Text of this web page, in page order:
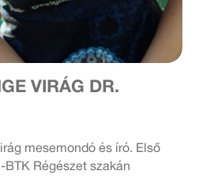
VIRÁG DR.
mesemondó és író. Első
BTK Régészet szakán